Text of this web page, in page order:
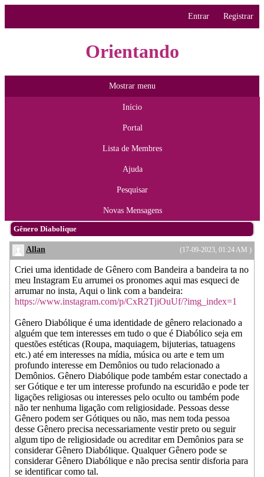
Entrar Registrar
Orientando
Mostrar menu
Início
Portal
Lista de Membres
Ajuda
Pesquisar
Novas Mensagens
Gênero Diabolique
(17-09-2023, 01:24 AM )
Allan
Criei uma identidade de Gênero com Bandeira a bandeira ta no
meu Instagram Eu arrumei os pronomes aqui mas esqueci de
arrumar no insta, Aqui o link com a bandeira:
https://www.instagram.com/p/CxR2TjiOuUf/?img_index=1
Gênero Diabólique é uma identidade de gênero relacionado a
alguém que tem interesses em tudo o que é Diabólico seja em
questões estéticas (Roupa, maquiagem, bijuterias, tatuagens
etc.) até em interesses na mídia, música ou arte e tem um
profundo interesse em Demônios ou tudo relacionado a
Demônios. Gênero Diabólique pode também estar conectado a
ser Gótique e ter um interesse profundo na escuridão e pode ter
ligações religiosas ou interesses pelo oculto ou também pode
não ter nenhuma ligação com religiosidade. Pessoas desse
Gênero podem ser Gótiques ou não, mas nem toda pessoa
desse Gênero precisa necessariamente vestir preto ou seguir
algum tipo de religiosidade ou acreditar em Demônios para se
considerar Gênero Diabólique. Qualquer Gênero pode se
considerar Gênero Diabólique e não precisa sentir disforia para
se identificar como tal.